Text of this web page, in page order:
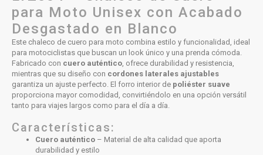
para Moto Unisex con Acabado
Desgastado en Blanco
Este chaleco de cuero para moto combina estilo y funcionalidad, ideal
para motociclistas que buscan un look único y una prenda cómoda.
Fabricado con cuero auténtico, ofrece durabilidad y resistencia,
mientras que su diseño con cordones laterales ajustables
garantiza un ajuste perfecto. El forro interior de poliéster suave
proporciona mayor comodidad, convirtiéndolo en una opción versátil
tanto para viajes largos como para el día a día.
Características:
Cuero auténtico – Material de alta calidad que aporta
durabilidad y estilo